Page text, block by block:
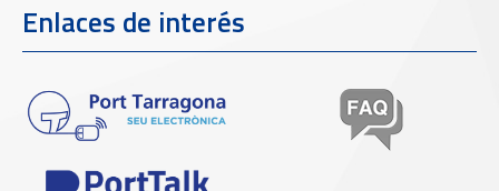
Enlaces de interés